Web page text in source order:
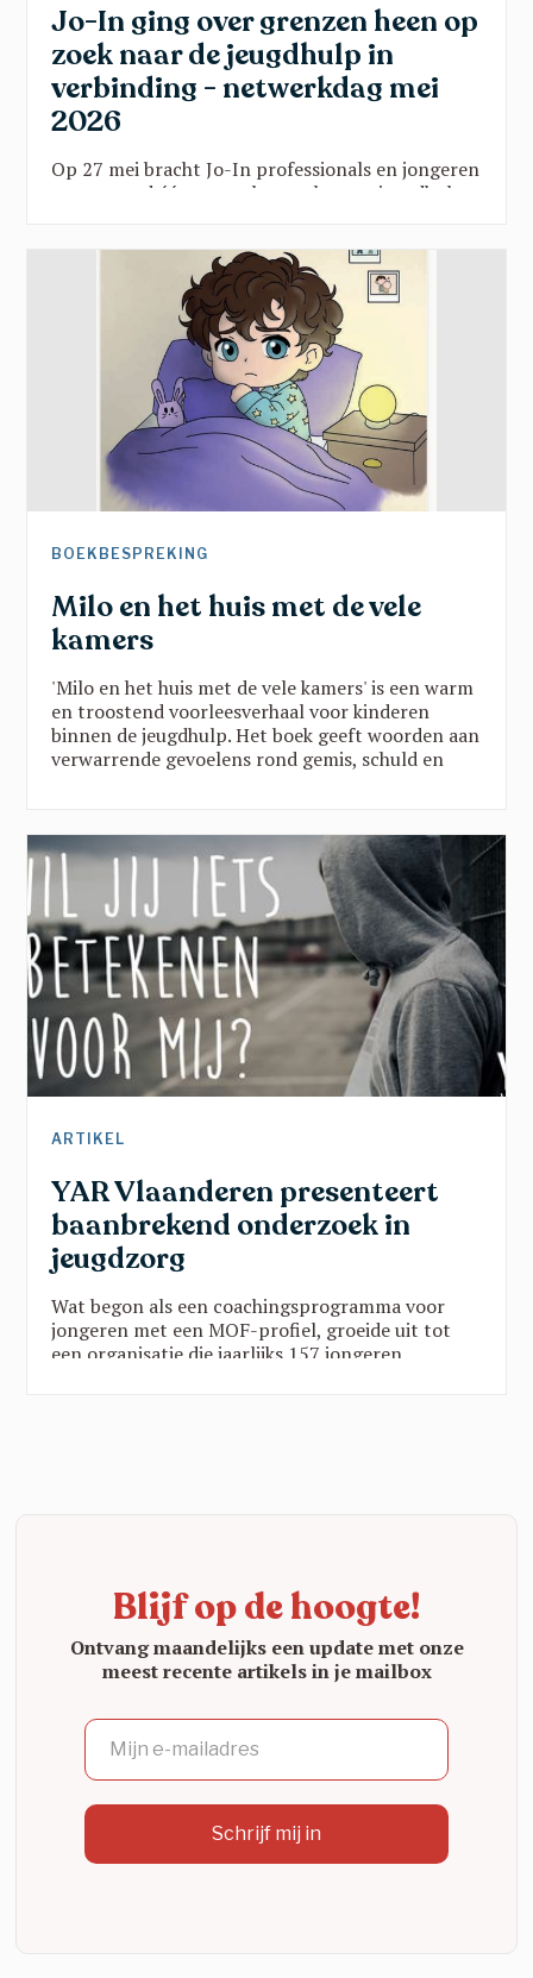
Jo-In ging over grenzen heen op
zoek naar de jeugdhulp in
verbinding - netwerkdag mei
2026
Op 27 mei bracht Jo-In professionals en jongeren
samen rond één vraag: hoe maken we jeugdhulp
doorbreek verkokering, geef jongeren een stem
en zet hun talenten centraal. Een inspirerende
namiddag vol scherpe inzichten en hoopvolle
perspectieven.
BOEKBESPREKING
Milo en het huis met de vele
kamers
'Milo en het huis met de vele kamers' is een warm
en troostend voorleesverhaal voor kinderen
binnen de jeugdhulp. Het boek geeft woorden aan
verwarrende gevoelens rond gemis, schuld en
Een verhaal dat kinderen helpt groeien in rust,
veiligheid en vertrouwen en dat toont dat ze er
nooit alleen voor staan.
ARTIKEL
YAR Vlaanderen presenteert
baanbrekend onderzoek in
jeugdzorg
Wat begon als een coachingsprogramma voor
jongeren met een MOF-profiel, groeide uit tot
een organisatie die jaarlijks 157 jongeren
Blijf op de hoogte!
Ontvang maandelijks een update met onze
meest recente artikels in je mailbox